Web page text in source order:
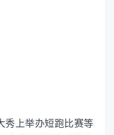
秀上举办短跑比赛等